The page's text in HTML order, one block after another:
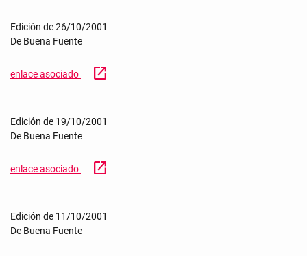
Edición de 26/10/2001
De Buena Fuente
enlace asociado open_in_new
Edición de 19/10/2001
De Buena Fuente
enlace asociado open_in_new
Edición de 11/10/2001
De Buena Fuente